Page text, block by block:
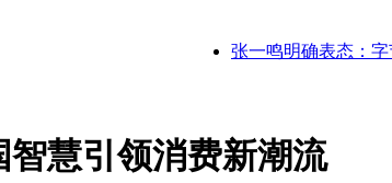
张一鸣明确表态：字节跳
慧引领消费新潮流